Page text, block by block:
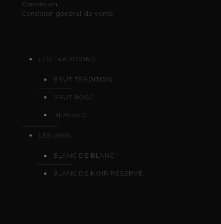
Connexion
Condition général de vente
LES TRADITIONS
BRUT TRADITION
BRUT ROSÉ
DEMI-SEC
LES 100%
BLANC DE BLANC
BLANC DE NOIR RÉSERVE